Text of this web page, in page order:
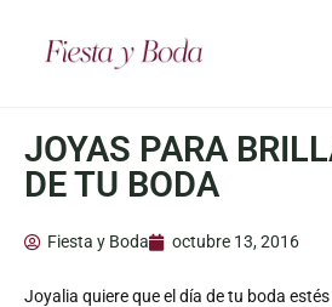
JOYAS PARA
DE TU BODA
Fiesta y Boda octubre 13, 2016
Joyalia quiere que el día de tu boda